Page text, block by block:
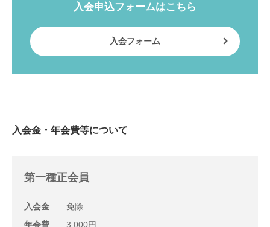
入会申込フォームはこちら
入会フォーム
入会金・年会費等について
第一種正会員
入会金
免除
年会費
3,000円